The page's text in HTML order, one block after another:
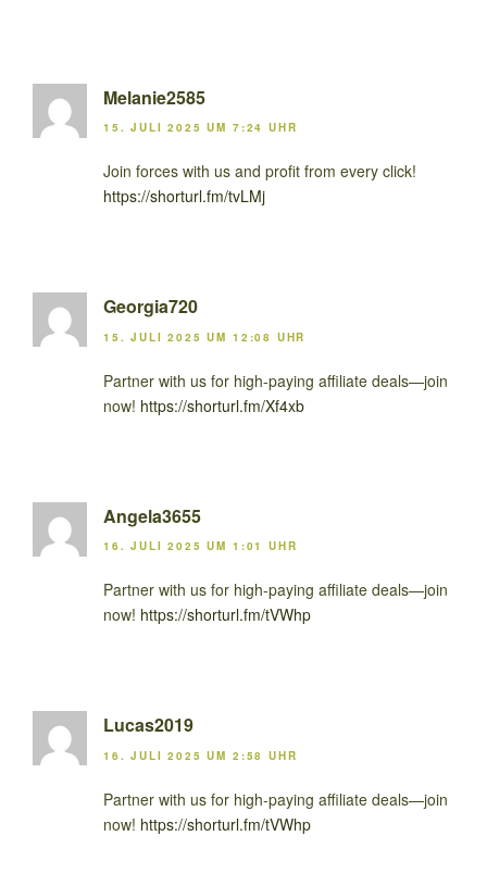
Melanie2585
15. JULI 2025 UM 7:24 UHR
Join forces with us and profit from every click!
https://shorturl.fm/tvLMj
Georgia720
15. JULI 2025 UM 12:08 UHR
Partner with us for high-paying affiliate deals—join
now! https://shorturl.fm/Xf4xb
Angela3655
16. JULI 2025 UM 1:01 UHR
Partner with us for high-paying affiliate deals—join
now! https://shorturl.fm/tVWhp
Lucas2019
16. JULI 2025 UM 2:58 UHR
Partner with us for high-paying affiliate deals—join
now! https://shorturl.fm/tVWhp